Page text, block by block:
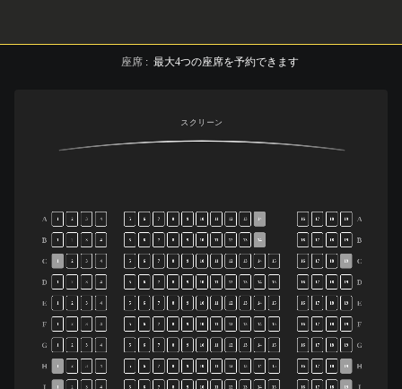
座席 : 最大4つの座席を予約できます
スクリーン
A
B
C
D
E
F
G
H
I
A
B
C
D
E
F
G
H
I
1 2 3 4 5 6 7 8 9 10 11 12 13 14 16 17 18 19
1 2 3 4 5 6 7 8 9 10 11 12 13 14 16 17 18 19
1 2 3 4 5 6 7 8 9 10 11 12 13 14 15 16 17 18 19
1 2 3 4 5 6 7 8 9 10 11 12 13 14 15 16 17 18 19
2 3 4 5 6 7 8 9 10 12 13 14 15 16 17 18 19
1 2 3 4 5 6 7 8 9 10 11 12 13 14 15 16 17 18 19
2 3 4 5 6 7 8 9 10 12 13 14 15 16 17 18 19
1 2 3 4 5 6 7 8 9 10 11 12 13 14 15 16 17 18 19
2 3 5 6 7 9 10 11 12 13 14 15 16 17 18